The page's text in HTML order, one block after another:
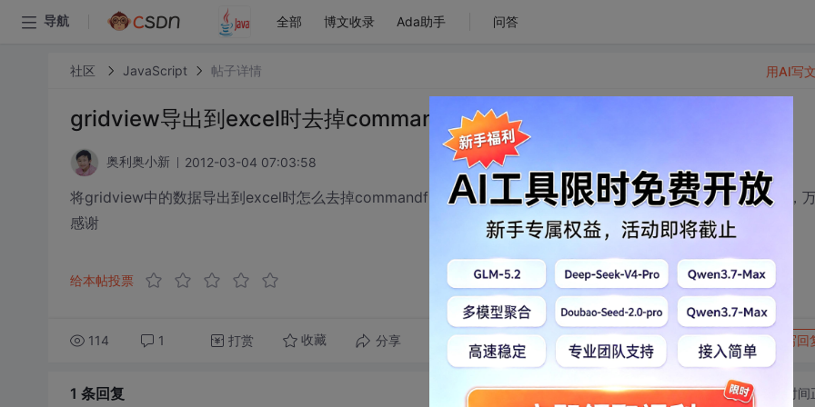
导航 全部 博文收录 Ada助手 问答
社区 JavaScript 帖子详情
gridview导出到excel时去掉commandfield的button
奥利奥小新 2012-03-04 07:03:58
将gridview中的数据导出到excel时怎么去掉commandfield的button，让它不能显示在excel中，最好有C#代码，
感谢
给本帖投票
114 1 打赏 收藏 分享 转发到动态 举报 写回
用AI写
1 条回复 切换为时间